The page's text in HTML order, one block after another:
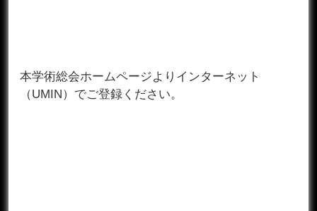
本学術総会ホームページよりインターネット
（UMIN）でご登録ください。